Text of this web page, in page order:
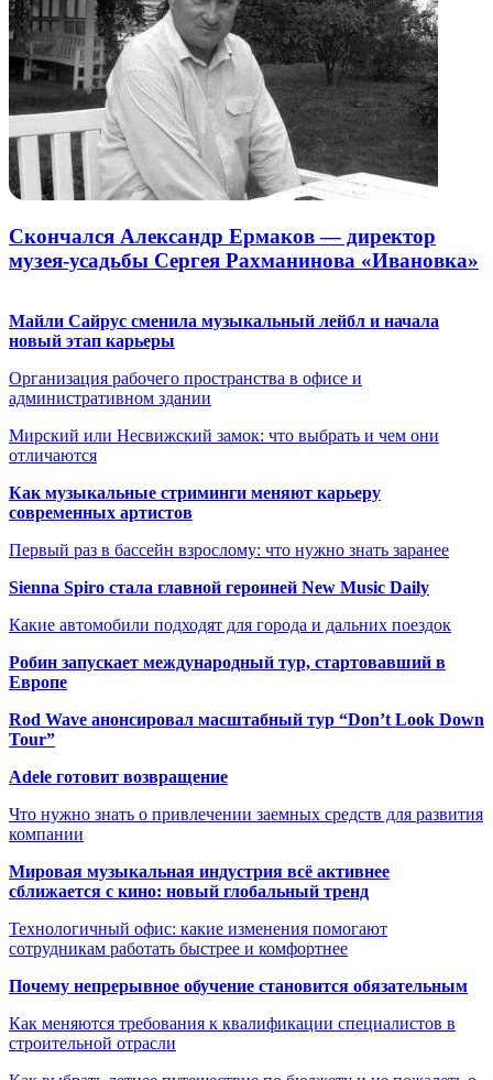
Скончался Александр Ермаков — директор
музея-усадьбы Сергея Рахманинова «Ивановка»
Майли Сайрус сменила музыкальный лейбл и начала
новый этап карьеры
Организация рабочего пространства в офисе и
административном здании
Мирский или Несвижский замок: что выбрать и чем они
отличаются
Как музыкальные стриминги меняют карьеру
современных артистов
Первый раз в бассейн взрослому: что нужно знать заранее
Sienna Spiro стала главной героиней New Music Daily
Какие автомобили подходят для города и дальних поездок
Робин запускает международный тур, стартовавший в
Европе
Rod Wave анонсировал масштабный тур “Don’t Look Down
Tour”
Adele готовит возвращение
Что нужно знать о привлечении заемных средств для развития
компании
Мировая музыкальная индустрия всё активнее
сближается с кино: новый глобальный тренд
Технологичный офис: какие изменения помогают
сотрудникам работать быстрее и комфортнее
Почему непрерывное обучение становится обязательным
Как меняются требования к квалификации специалистов в
строительной отрасли